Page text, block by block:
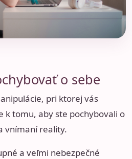
o sebe
pri ktorej vás
k tomu, aby ste pochybovali o
vnímaní reality.
a veľmi nebezpečné